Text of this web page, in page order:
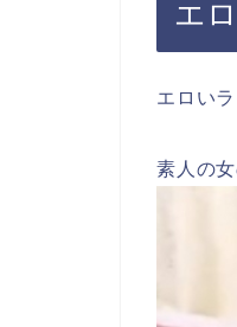
エ
エロい
素人の女